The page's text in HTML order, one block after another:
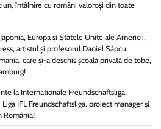
întâlnire cu români valoroși din toate
Europa și Statele Unite ale Americii,
artistul și profesorul Daniel Sâpcu,
care și-a deschis școală privată de tobe,
la Internationale Freundschaftsliga,
IFL Freundschaftsliga, proiect manager și
România!